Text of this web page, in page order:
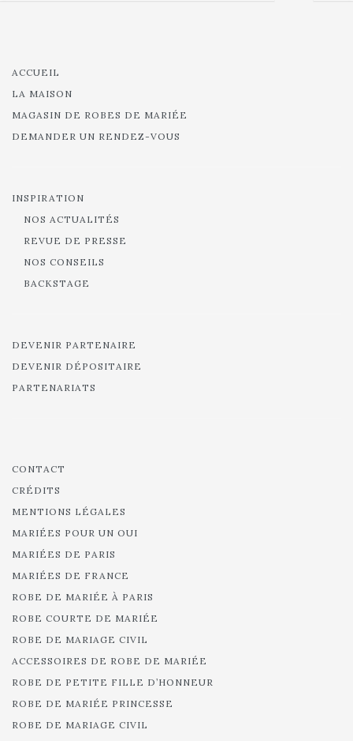
ACCUEIL
LA MAISON
MAGASIN DE ROBES DE MARIÉE
DEMANDER UN RENDEZ-VOUS
INSPIRATION
NOS ACTUALITÉS
REVUE DE PRESSE
NOS CONSEILS
BACKSTAGE
DEVENIR PARTENAIRE
DEVENIR DÉPOSITAIRE
PARTENARIATS
CONTACT
CRÉDITS
MENTIONS LÉGALES
MARIÉES POUR UN OUI
MARIÉES DE PARIS
MARIÉES DE FRANCE
ROBE DE MARIÉE À PARIS
ROBE COURTE DE MARIÉE
ROBE DE MARIAGE CIVIL
ACCESSOIRES DE ROBE DE MARIÉE
ROBE DE PETITE FILLE D’HONNEUR
ROBE DE MARIÉE PRINCESSE
ROBE DE MARIAGE CIVIL